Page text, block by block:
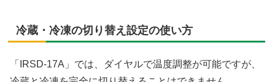
冷蔵・冷凍の切り替え設定の使い方
「IRSD-17A」では、ダイヤルで温度調整が可能ですが、